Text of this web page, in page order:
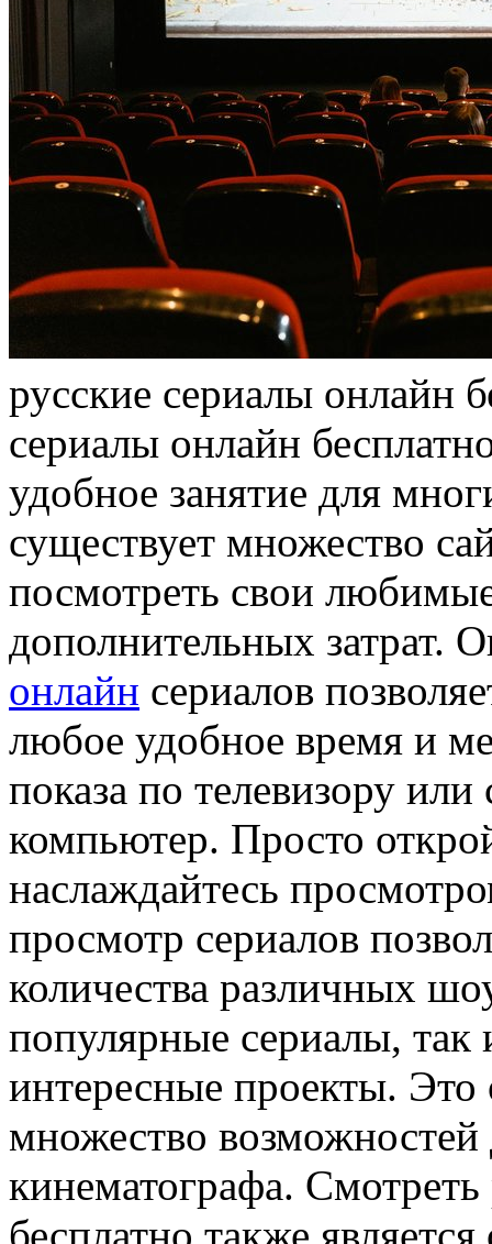
русскиe сeриaлы онлайн
сериалы онлайн
удобное занятие для
существует множество
посмотреть свои
дополнительных затрат.
онлайн сериалов
любое удобное время и
показа по телевизору
компьютер. Просто
наслаждайтесь
просмотр сериалов
количества различных
популярные сериалы, так
интересные проекты. Это
множество
кинематографа.
бесплатно также